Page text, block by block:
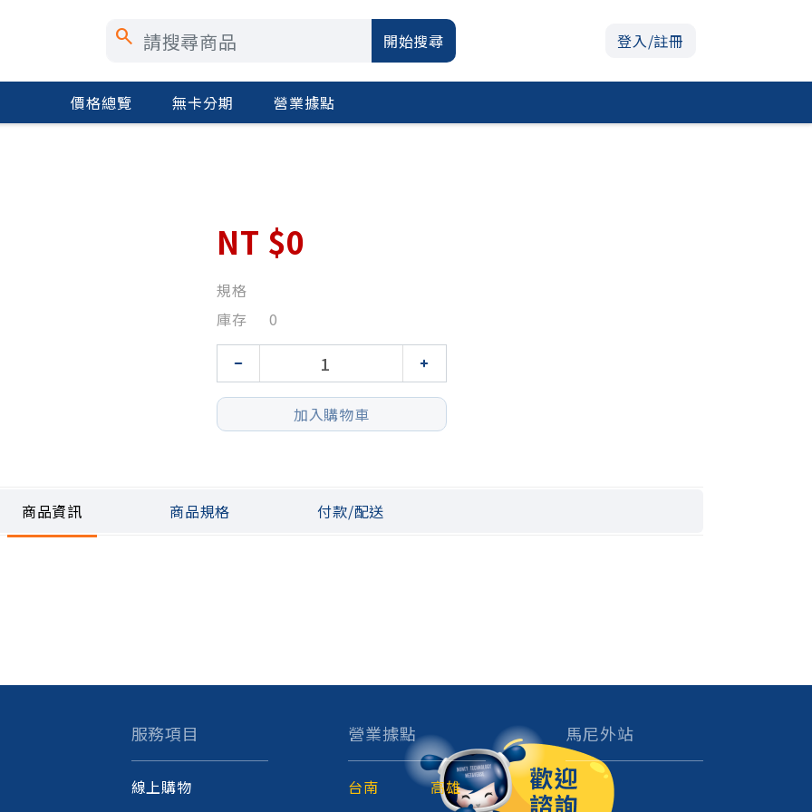
search 開始搜尋 登入/註冊
價格總覽 無卡分期 營業據點
NT $0
規格
庫存
0
加入購物車
商品資訊 商品規格 付款/配送
服務項目
線上購物
營業據點
台南 高雄
馬尼外站